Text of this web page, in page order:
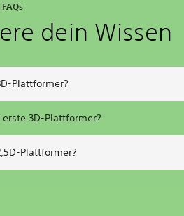
dein Wissen
Plattformer?
3D-Plattformer?
Plattformer?